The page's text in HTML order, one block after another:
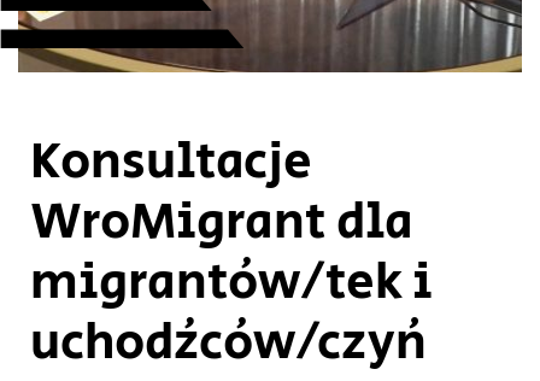
Konsultacje
WroMigrant dla
migrantów/tek i
uchodźców/czyń